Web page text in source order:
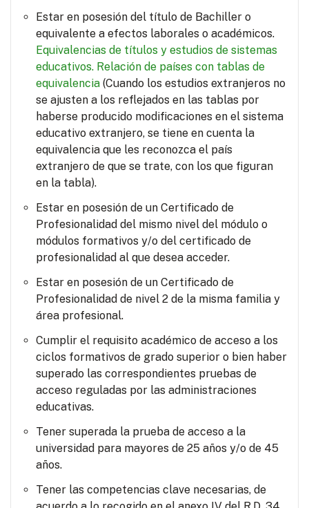
Estar en posesión del título de Bachiller o
equivalente a efectos laborales o académicos.
Equivalencias de títulos y estudios de sistemas
educativos. Relación de países con tablas de
equivalencia (Cuando los estudios extranjeros no
se ajusten a los reflejados en las tablas por
haberse producido modificaciones en el sistema
educativo extranjero, se tiene en cuenta la
equivalencia que les reconozca el país
extranjero de que se trate, con los que figuran
en la tabla).
Estar en posesión de un Certificado de
Profesionalidad del mismo nivel del módulo o
módulos formativos y/o del certificado de
profesionalidad al que desea acceder.
Estar en posesión de un Certificado de
Profesionalidad de nivel 2 de la misma familia y
área profesional.
Cumplir el requisito académico de acceso a los
ciclos formativos de grado superior o bien haber
superado las correspondientes pruebas de
acceso reguladas por las administraciones
educativas.
Tener superada la prueba de acceso a la
universidad para mayores de 25 años y/o de 45
años.
Tener las competencias clave necesarias, de